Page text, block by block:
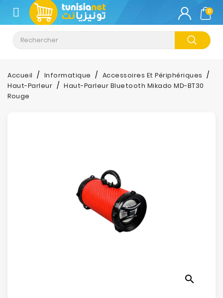
CATÉGORIE
Climatisation
Informatique
Téléphonie
0
Accueil Informatique
Accessoires Et Périphériques
Haut-Parleur
Haut-Parleur Bluetooth Mikado MD-BT30
Rouge
search